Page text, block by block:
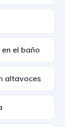
el baño
altavoces